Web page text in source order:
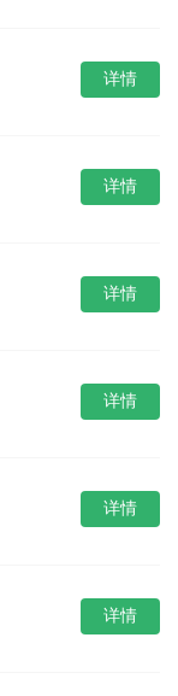
详情
详情
详情
详情
详情
详情